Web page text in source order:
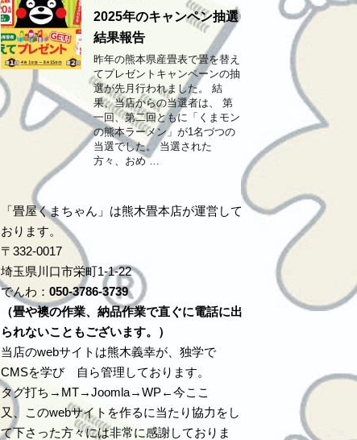
2025年のキャンペン抽選
結果報告
昨年の熊本県産畳表で畳を替え
てプレゼントキャンペーンの抽
選が先月行われました。 結
果、当店からの当選者は、 第
一回、第二回ともに「くまモン
の熊本ラーメン」が1名づつの
当選でした。 当選された
方々、おめ …
「畳屋くまちゃん」は熊木畳本店が運営して
おります。
〒332-0017
埼玉県川口市栄町1-1-22
でんわ： 050-3786-3739
（畳や襖の作業、納品作業で直ぐに電話に出
られないこともございます。）
当店のwebサイトは熊木義幸が、独学で
CMSを学び 自ら管理しております。
タグ打ち→MT→Joomla→WP←今ここ
又、このwebサイトを作るに当たり協力をし
て下さった方々には非常に感謝しておりま